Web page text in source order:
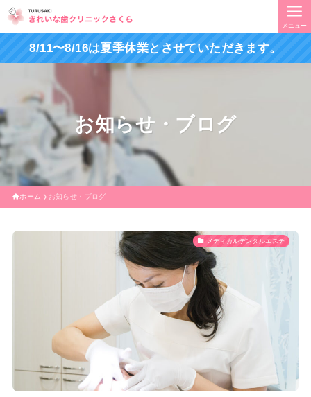
メニュー
8/11〜8/16は夏季休業とさせていただきます。
お知らせ・ブログ
ホーム お知らせ・ブログ
メディカルデンタルエステ